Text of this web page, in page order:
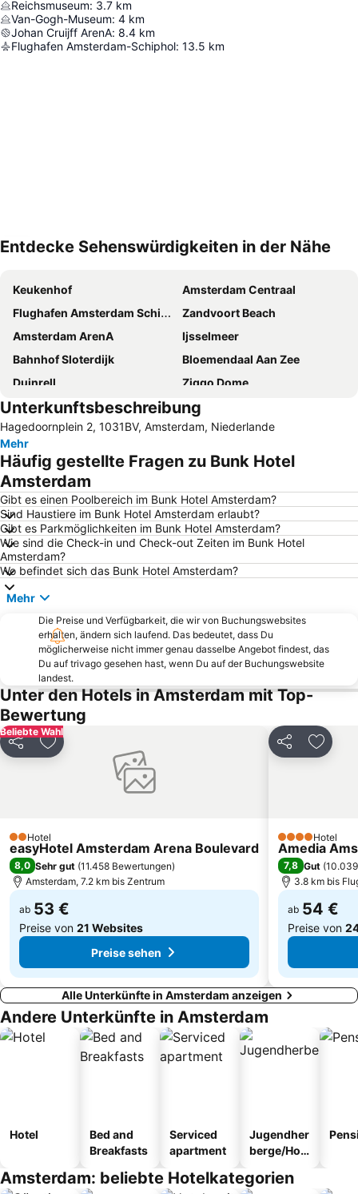
Reichsmuseum: 3.7 km
Van-Gogh-Museum: 4 km
Johan Cruijff ArenA: 8.4 km
Flughafen Amsterdam-Schiphol: 13.5 km
Entdecke Sehenswürdigkeiten in der Nähe
Keukenhof
Amsterdam Centraal
Flughafen Amsterdam Schiphol
Zandvoort Beach
Amsterdam ArenA
Ijsselmeer
Bahnhof Sloterdijk
Bloemendaal Aan Zee
Duinrell
Ziggo Dome
Badstrand Noordwijk
Petten strand
Amsterdam RAI
Amsterdam Noord
Egmond aan Zee
Amsterdam Rotlichtviertel
Utrecht Centraal Station
Anne Frank Museum
Amsterdam Oud-Zuid
Rennstrecke Zandvoort
Amsterdam Centraal Metro Station
Bijlmer ArenA Metro Station
Zuidoost
Zaanse Schans
De Pijp
Rijksmuseum Amsterdam
Leidseplein
Amsterdam Museum
Oost
Bergen aan Zee
AFAS Live
Flughafen Schiphol
Hafen Amsterdam
Vondelpark
Olympic Stadium Amsterdam
Grachtengordel
Blumencorso Bollenstreek
Van Gogh Museum
Hausbootmuseum Amsterdam
Valkenburg
Unterkunftsbeschreibung
Hagedoornplein 2, 1031BV, Amsterdam, Niederlande
Mehr
Häufig gestellte Fragen zu Bunk Hotel
Amsterdam
Gibt es einen Poolbereich im Bunk Hotel Amsterdam?
Sind Haustiere im Bunk Hotel Amsterdam erlaubt?
Gibt es Parkmöglichkeiten im Bunk Hotel Amsterdam?
Wie sind die Check-in und Check-out Zeiten im Bunk Hotel
Amsterdam?
Wo befindet sich das Bunk Hotel Amsterdam?
Mehr
Die Preise und Verfügbarkeit, die wir von Buchungswebsites
erhalten, ändern sich laufend. Das bedeutet, dass Du
möglicherweise nicht immer genau dasselbe Angebot findest, das
Du auf trivago gesehen hast, wenn Du auf der Buchungswebsite
landest.
Unter den Hotels in Amsterdam mit Top-
Bewertung
Beliebte Wahl
Teilen Zu Favoriten hinzufügen
2 Sterne
Hotel
easyHotel Amsterdam Arena Boulevard
8,0 Sehr gut (11.458 Bewertungen)
Amsterdam, 7.2 km bis Zentrum
ab 53 €
Preise von 21 Websites
Preise sehen
Teilen Zu
4 SterneHotel
Amedia
7,8 Gut (
3.8 km bis
ab 54 €
Preise von
Alle Unterkünfte in Amsterdam anzeigen
Andere Unterkünfte in Amsterdam
Hotel
Bed and
Breakfasts
Serviced
apartment
Jugendher
berge/Hos
Amsterdam: beliebte Hotelkategorien